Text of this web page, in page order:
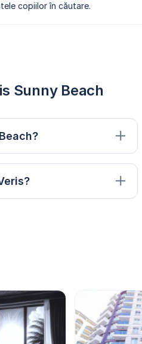
copiilor în căutare.
Sunny Beach